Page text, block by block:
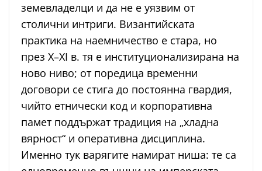
земевладелци и да не е уязвим от
столични интриги. Византийската
практика на наемничество е стара, но
през X–XI в. тя е институционализирана на
ново ниво; от поредица временни
договори се стига до постоянна гвардия,
чийто етнически код и корпоративна
памет поддържат традиция на „хладна
вярност“ и оперативна дисциплина.
Именно тук варягите намират ниша: те са